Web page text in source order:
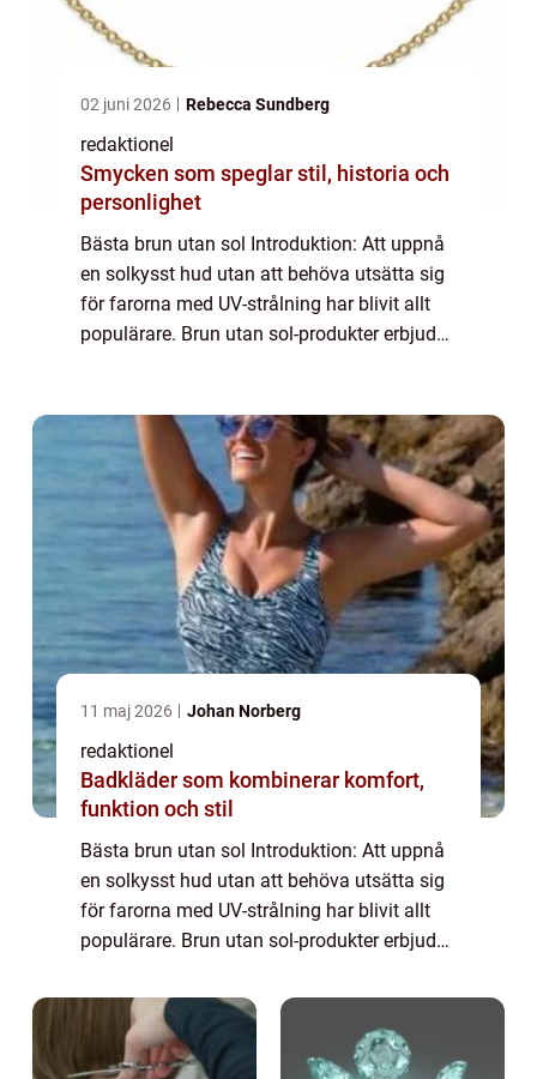
02 juni 2026 Rebecca Sundberg
redaktionel
Smycken som speglar stil, historia och
personlighet
Bästa brun utan sol Introduktion: Att uppnå
en solkysst hud utan att behöva utsätta sig
för farorna med UV-strålning har blivit allt
populärare. Brun utan sol-produkter erbjuder
11 maj 2026 Johan Norberg
redaktionel
Badkläder som kombinerar komfort,
funktion och stil
Bästa brun utan sol Introduktion: Att uppnå
en solkysst hud utan att behöva utsätta sig
för farorna med UV-strålning har blivit allt
populärare. Brun utan sol-produkter erbjuder
vill ha en vacker, naturlig sol...